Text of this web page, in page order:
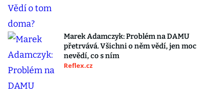
Marek Adamczyk: Problém na DAMU
přetrvává. Všichni o něm vědí, jen moc
nevědí, co s ním
Reflex.cz